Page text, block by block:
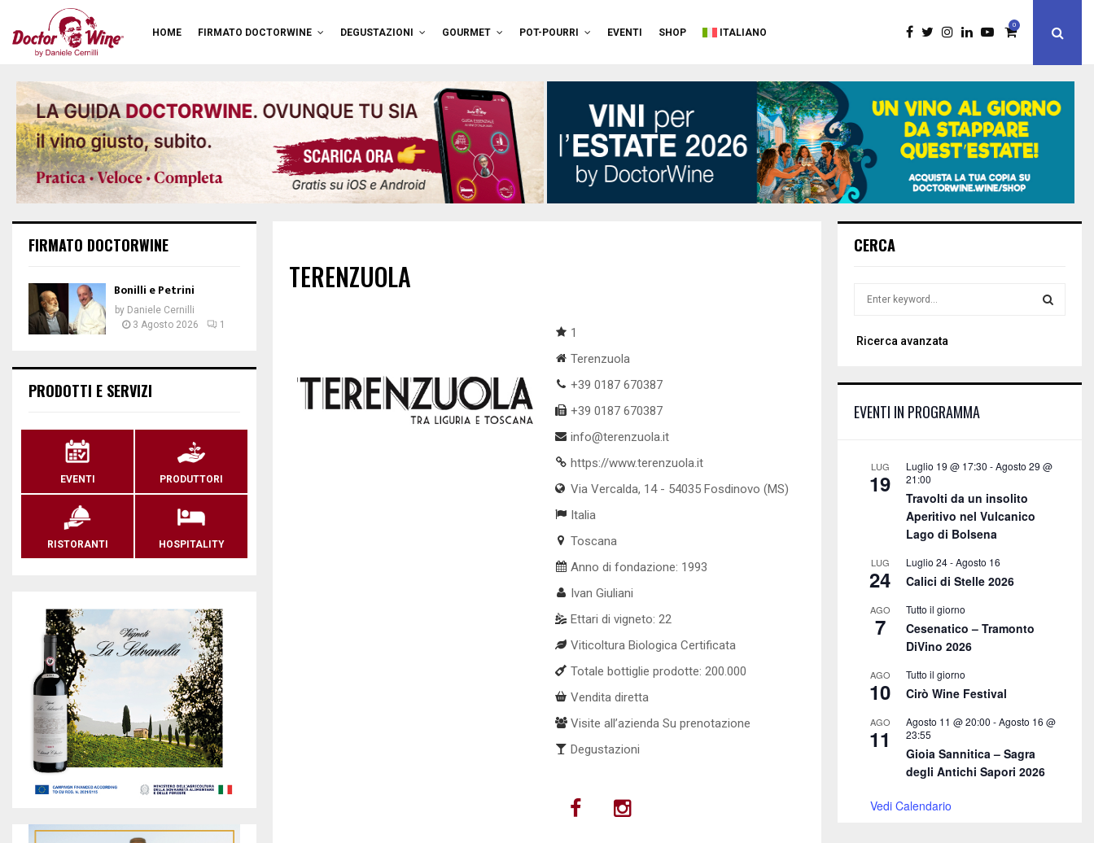
HOME FIRMATO DOCTORWINE DEGUSTAZIONI GOURMET POT-POURRI EVENTI SHOP ITALIANO
0
TERENZUOLA
1
Terenzuola
+39 0187 670387
+39 0187 670387
info@terenzuola.it
https://www.terenzuola.it
Via Vercalda, 14 - 54035 Fosdinovo (MS)
Italia
Toscana
Anno di fondazione: 1993
Ivan Giuliani
Ettari di vigneto: 22
Viticoltura Biologica Certificata
Totale bottiglie prodotte: 200.000
Vendita diretta
Visite all’azienda Su prenotazione
Degustazioni
FIRMATO DOCTORWINE
Bonilli e Petrini
by Daniele Cernilli
3 Agosto 2026
1
PRODOTTI E SERVIZI
EVENTI PRODUTTORI
RISTORANTI HOSPITALITY
CERCA
r
o
C
Ricerca avanzata
EVENTI IN PROGRAMMA
LUG
19
Luglio 19 @ 17:30 -Agosto 29 @
21:00
Travolti da un insolito
Aperitivo nel Vulcanico
Lago di Bolsena
LUG
24
Luglio 24-Agosto 16
Calici di Stelle 2026
AGO
7
Tutto il giorno
Cesenatico – Tramonto
DiVino 2026
AGO
10
Tutto il giorno
Cirò Wine Festival
AGO
11
Agosto 11 @ 20:00 -Agosto 16 @
23:55
Gioia Sannitica – Sagra
degli Antichi Sapori 2026
Vedi Calendario